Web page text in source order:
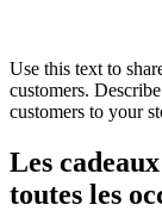
Use this text to
customers.
customers to your
Les
toutes les